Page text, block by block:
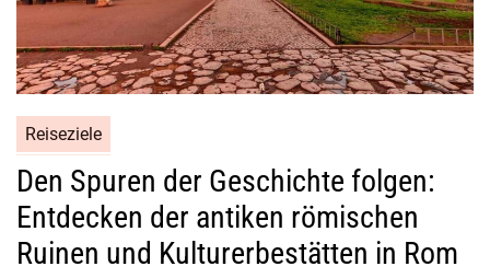
Reiseziele
Den Spuren der Geschichte folgen:
Entdecken der antiken römischen
Ruinen und Kulturerbestätten in Rom